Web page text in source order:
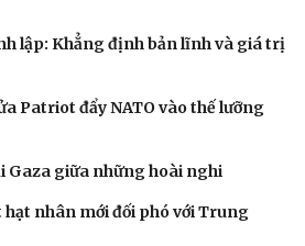
lập: Khẳng định bản lĩnh và giá trị
Patriot đẩy NATO vào thế lưỡng
Gaza giữa những hoài nghi
hạt nhân mới đối phó với Trung